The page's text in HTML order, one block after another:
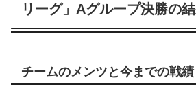
リーグ」Aグループ決勝の
チームのメンツと今までの戦績